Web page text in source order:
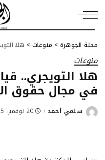
مجلة الجوهرة > منوعات > هلا
منوعات
هلا التويجري..
في مجال حقوق
Posted
سلمي أحمد 20 نوفمبر، 2025